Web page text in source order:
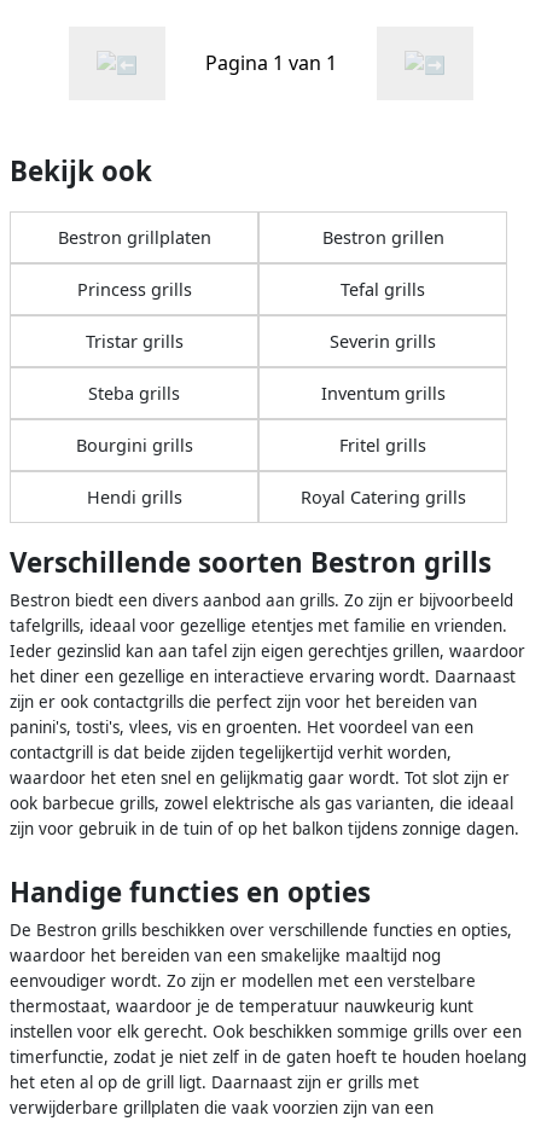
Pagina 1 van 1
Bekijk ook
Bestron grillplaten Bestron grillen
Princess grills Tefal grills
Tristar grills Severin grills
Steba grills Inventum grills
Bourgini grills Fritel grills
Hendi grills Royal Catering grills
Verschillende soorten Bestron grills
Bestron biedt een divers aanbod aan grills. Zo zijn er bijvoorbeeld
tafelgrills, ideaal voor gezellige etentjes met familie en vrienden.
Ieder gezinslid kan aan tafel zijn eigen gerechtjes grillen, waardoor
het diner een gezellige en interactieve ervaring wordt. Daarnaast
zijn er ook contactgrills die perfect zijn voor het bereiden van
panini's, tosti's, vlees, vis en groenten. Het voordeel van een
contactgrill is dat beide zijden tegelijkertijd verhit worden,
waardoor het eten snel en gelijkmatig gaar wordt. Tot slot zijn er
ook barbecue grills, zowel elektrische als gas varianten, die ideaal
zijn voor gebruik in de tuin of op het balkon tijdens zonnige dagen.
Handige functies en opties
De Bestron grills beschikken over verschillende functies en opties,
waardoor het bereiden van een smakelijke maaltijd nog
eenvoudiger wordt. Zo zijn er modellen met een verstelbare
thermostaat, waardoor je de temperatuur nauwkeurig kunt
instellen voor elk gerecht. Ook beschikken sommige grills over een
timerfunctie, zodat je niet zelf in de gaten hoeft te houden hoelang
het eten al op de grill ligt. Daarnaast zijn er grills met
verwijderbare grillplaten die vaak voorzien zijn van een